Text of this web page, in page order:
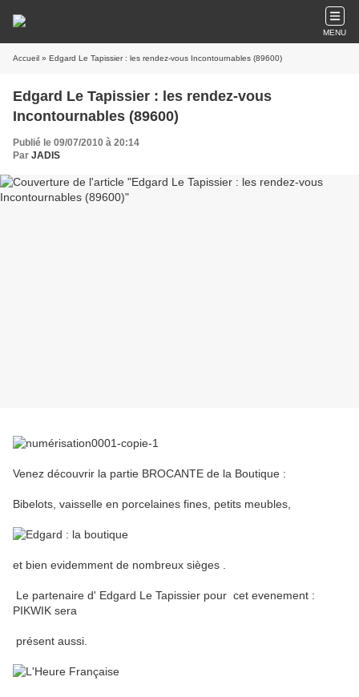
MENU
Accueil » Edgard Le Tapissier : les rendez-vous Incontournables (89600)
Edgard Le Tapissier : les rendez-vous
Incontournables (89600)
Publié le 09/07/2010 à 20:14
Par JADIS
Venez découvrir la partie BROCANTE de la Boutique :
Bibelots, vaisselle en porcelaines fines, petits meubles,
et bien evidemment de nombreux sièges .
Le partenaire d' Edgard Le Tapissier pour cet evenement :
PIKWIK sera
présent aussi.